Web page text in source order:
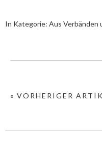
In Kategorie: Aus
« VORHERIGER